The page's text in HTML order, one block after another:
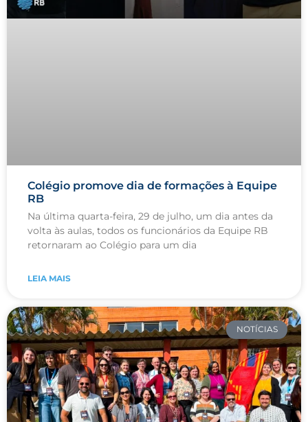
Colégio promove dia de formações à Equipe
RB
Na última quarta-feira, 29 de julho, um dia antes da
volta às aulas, todos os funcionários da Equipe RB
retornaram ao Colégio para um dia
LEIA MAIS
NOTÍCIAS